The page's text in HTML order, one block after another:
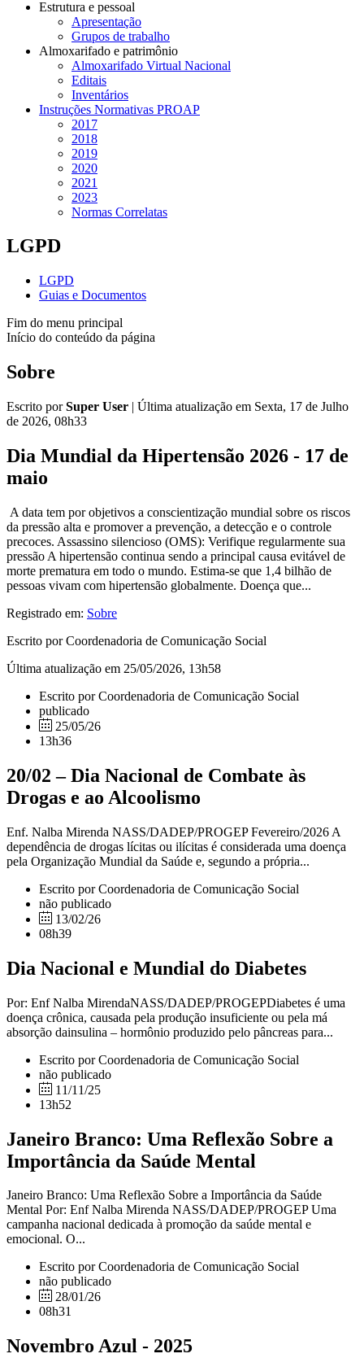
Estrutura e pessoal
Apresentação
Grupos de trabalho
Almoxarifado e patrimônio
Almoxarifado Virtual Nacional
Editais
Inventários
Instruções Normativas PROAP
2017
2018
2019
2020
2021
2023
Normas Correlatas
LGPD
LGPD
Guias e Documentos
Fim do menu principal
Início do conteúdo da página
Sobre
Escrito porSuper User | Última atualização em Sexta, 17 de Julho
de 2026, 08h33
Dia Mundial da Hipertensão 2026 - 17 de
maio
A data tem por objetivos a conscientização mundial sobre os riscos
da pressão alta e promover a prevenção, a detecção e o controle
precoces. Assassino silencioso (OMS): Verifique regularmente sua
pressão A hipertensão continua sendo a principal causa evitável de
morte prematura em todo o mundo. Estima-se que 1,4 bilhão de
pessoas vivam com hipertensão globalmente. Doença que...
Registrado em: Sobre
Escrito por Coordenadoria de Comunicação Social
Última atualização em 25/05/2026, 13h58
Escrito por Coordenadoria de Comunicação Social
publicado
25/05/26
13h36
20/02 – Dia Nacional de Combate às
Drogas e ao Alcoolismo
Enf. Nalba Mirenda NASS/DADEP/PROGEP Fevereiro/2026 A
dependência de drogas lícitas ou ilícitas é considerada uma doença
pela Organização Mundial da Saúde e, segundo a própria...
Escrito por Coordenadoria de Comunicação Social
não publicado
13/02/26
08h39
Dia Nacional e Mundial do Diabetes
Por: Enf Nalba MirendaNASS/DADEP/PROGEPDiabetes é uma
doença crônica, causada pela produção insuficiente ou pela má
absorção dainsulina – hormônio produzido pelo pâncreas para...
Escrito por Coordenadoria de Comunicação Social
não publicado
11/11/25
13h52
Janeiro Branco: Uma Reflexão Sobre a
Importância da Saúde Mental
Janeiro Branco: Uma Reflexão Sobre a Importância da Saúde
Mental Por: Enf Nalba Mirenda NASS/DADEP/PROGEP Uma
campanha nacional dedicada à promoção da saúde mental e
emocional. O...
Escrito por Coordenadoria de Comunicação Social
não publicado
28/01/26
08h31
Novembro Azul - 2025